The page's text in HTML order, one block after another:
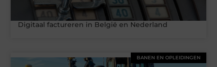
Digitaal factureren in België en Nederland
BANEN EN OPLEIDINGEN